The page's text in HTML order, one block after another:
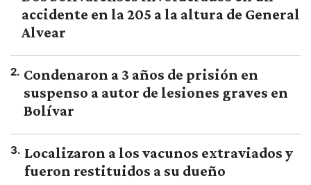
accidente en la 205 a la altura de General
Alvear
2. Condenaron a 3 años de prisión en
suspenso a autor de lesiones graves en
Bolívar
3. Localizaron a los vacunos extraviados y
fueron restituidos a su dueño